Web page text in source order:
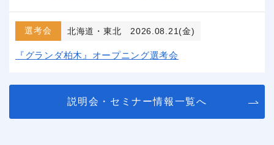
選考会 北海道・東北 2026.08.21(金)
『グランダ柏木』オープニング選考会
説明会・セミナー情報一覧へ